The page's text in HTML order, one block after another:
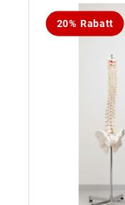
20% Rabatt